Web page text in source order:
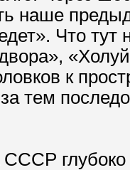
наше
Что
к
тем